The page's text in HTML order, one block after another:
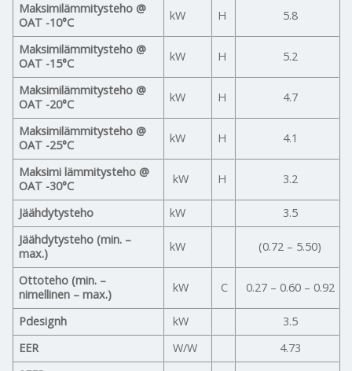
Maksimilämmitysteho @
OAT -10°C
kW H 5.8
Maksimilämmitysteho @
OAT -15°C
kW H 5.2
Maksimilämmitysteho @
OAT -20°C
kW H 4.7
Maksimilämmitysteho @
OAT -25°C
kW H 4.1
Maksimi lämmitysteho @
OAT -30°C
kW H 3.2
Jäähdytysteho kW
3.5
Jäähdytysteho (min. –
max.)
kW (0.72 – 5.50)
Ottoteho (min. –
nimellinen – max.)
kW C 0.27 – 0.60 – 0.92
Pdesignh kW
3.5
EER
W/W
4.73